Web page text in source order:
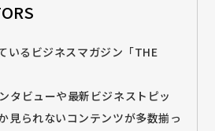
るビジネスマガジン「THE
タビューや最新ビジネストピッ
見られないコンテンツが多数揃っ